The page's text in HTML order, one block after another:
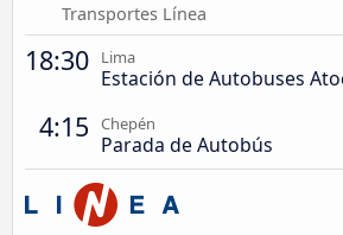
Transportes Línea
18:30 Lima
Estación de Autobuses
4:15 Chepén
Parada de Autobús